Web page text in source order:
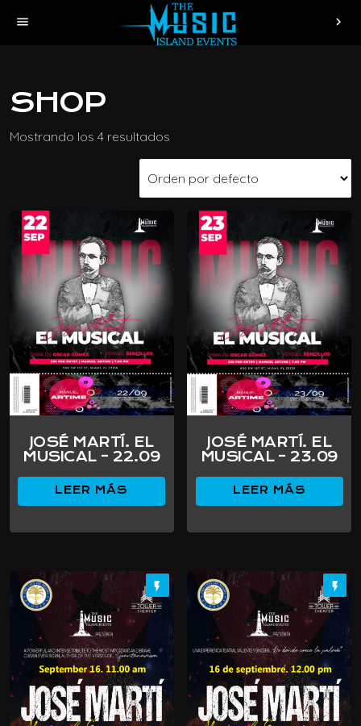
menu chevron_right
SHOP
Mostrando los 4 resultados
JOSÉ MARTÍ. EL
MUSICAL – 22.09
LEER MÁS
JOSÉ MARTÍ. EL
MUSICAL – 23.09
LEER MÁS
flash_on flash_on